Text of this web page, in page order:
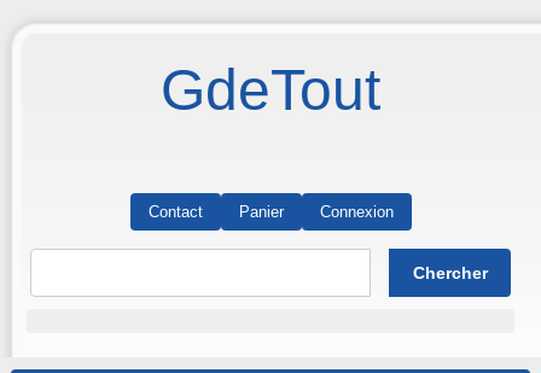
GdeTout
Contact Panier Connexion